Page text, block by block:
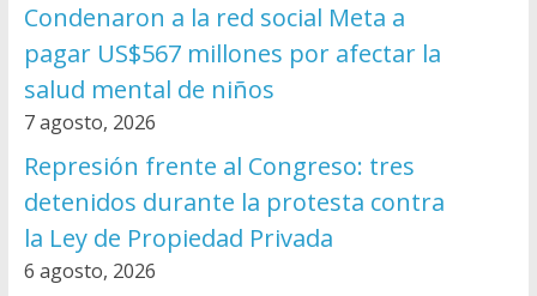
Condenaron a la red social Meta a
pagar US$567 millones por afectar la
salud mental de niños
7 agosto, 2026
Represión frente al Congreso: tres
detenidos durante la protesta contra
la Ley de Propiedad Privada
6 agosto, 2026